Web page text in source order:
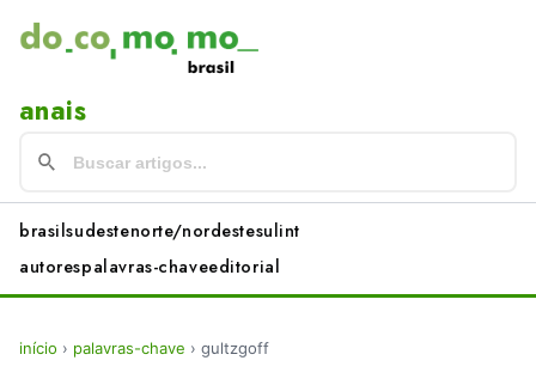
anais
brasilsudestenorte/nordestesulint
autorespalavras-chaveeditorial
início › palavras-chave › gultzgoff